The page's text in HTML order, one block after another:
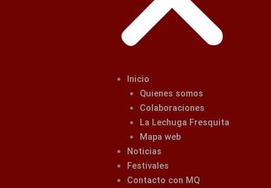
Inicio
Quienes somos
Colaboraciones
La Lechuga Fresquita
Mapa web
Noticias
Festivales
Contacto con MQ